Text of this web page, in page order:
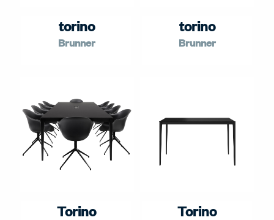
torino
Brunner
torino
Brunner
Torino Torino